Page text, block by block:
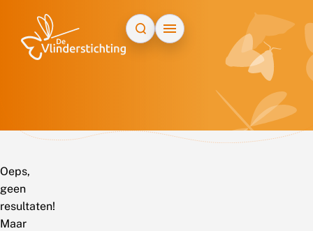
Oeps,
geen
resultaten!
Maar